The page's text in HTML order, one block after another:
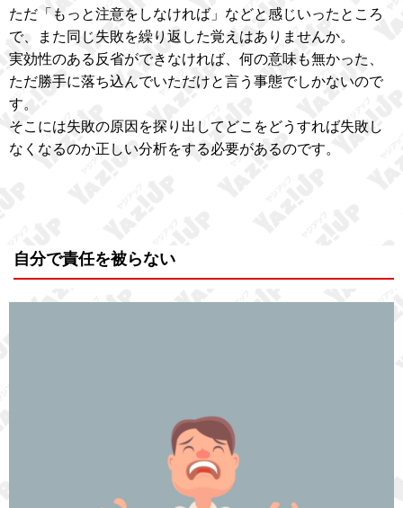
ただ「もっと注意をしなければ」などと感じいったところ
で、また同じ失敗を繰り返した覚えはありませんか。
実効性のある反省ができなければ、何の意味も無かった、
ただ勝手に落ち込んでいただけと言う事態でしかないので
す。
そこには失敗の原因を探り出してどこをどうすれば失敗し
なくなるのか正しい分析をする必要があるのです。
自分で責任を被らない